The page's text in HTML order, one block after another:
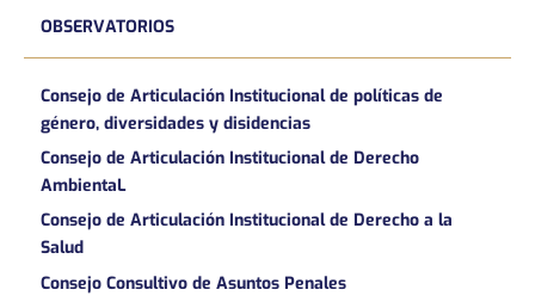
OBSERVATORIOS
Consejo de Articulación Institucional de políticas de
género, diversidades y disidencias
Consejo de Articulación Institucional de Derecho
AmbientaL
Consejo de Articulación Institucional de Derecho a la
Salud
Consejo Consultivo de Asuntos Penales